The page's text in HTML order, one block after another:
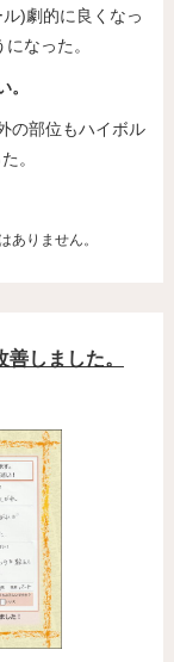
)劇的に良くなっ
なった。
の部位もハイボル
。
りません。
しました。